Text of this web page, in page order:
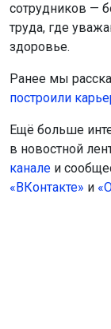
сотрудников —
труда, где
здоровье.
Ранее мы
построили
Ещё больше
в новостной
канале и
«ВКонтакте» и